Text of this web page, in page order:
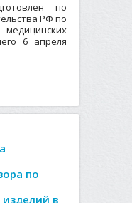
по
РФ по
6 апреля
по
в